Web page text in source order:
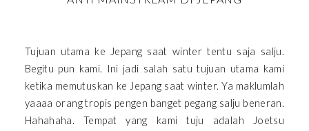
Tujuan utama ke Jepang saat winter tentu saja salju.
Begitu pun kami. Ini jadi salah satu tujuan utama kami
ketika memutuskan ke Jepang saat winter. Ya maklumlah
yaaaa orang tropis pengen banget pegang salju beneran.
Hahahaha. Tempat yang kami tuju adalah Joetsu